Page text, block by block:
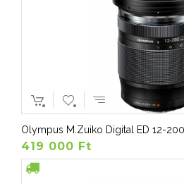
Olympus M.Zuiko Digital ED 12-
419 000 Ft